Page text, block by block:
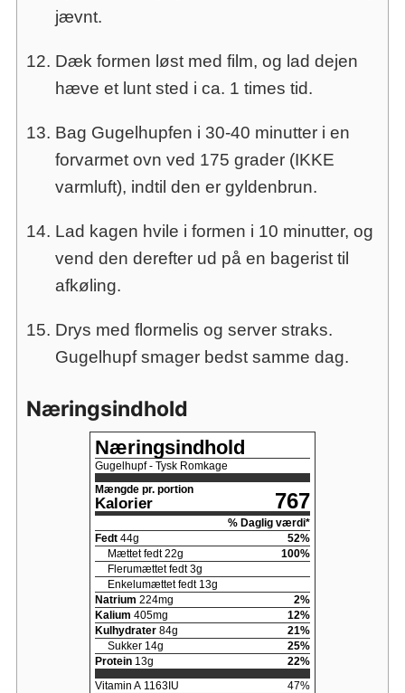
jævnt.
Dæk formen løst med film, og lad dejen
hæve et lunt sted i ca. 1 times tid.
Bag Gugelhupfen i 30-40 minutter i en
forvarmet ovn ved 175 grader (IKKE
varmluft), indtil den er gyldenbrun.
Lad kagen hvile i formen i 10 minutter, og
vend den derefter ud på en bagerist til
afkøling.
Drys med flormelis og server straks.
Gugelhupf smager bedst samme dag.
Næringsindhold
Næringsindhold
Gugelhupf - Tysk Romkage
Mængde pr. portion
Kalorier 767
% Daglig værdi*
Fedt 44g 52%
Mættet fedt 22g 100%
Flerumættet fedt 3g
Enkelumættet fedt 13g
Natrium 224mg 2%
Kalium 405mg 12%
Kulhydrater 84g 21%
Sukker 14g 25%
Protein 13g 22%
Vitamin A 1163IU 47%